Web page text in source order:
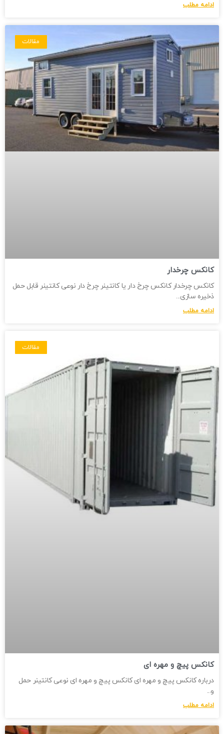
ادامه مطلب
مقالات
کانکس چرخدار
کانکس چرخدار کانکس چرخ دار یا کانتینر چرخ دار نوعی کانتینر قابل حمل
ذخیره سازی
ادامه مطلب
مقالات
کانکس پیچ و مهره ای
درباره کانکس پیچ و مهره ای کانکس پیچ و مهره ای نوعی کانتینر حمل
و
ادامه مطلب